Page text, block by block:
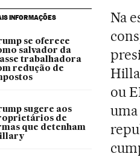
INFORMAÇÕES
se oferece
salvador da
trabalhadora
redução de
sugere aos
de
que detenham
Na
ou